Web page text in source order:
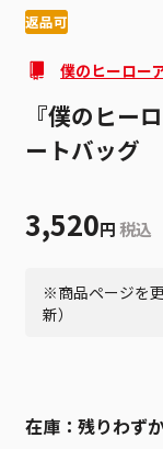
返品可
僕のヒーロー
『僕のヒー
ートバッグ
3,520円 税込
※商品ページを
新）
在庫： 残りわず